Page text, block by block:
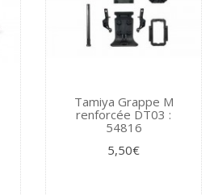
Tamiya Grappe M
renforcée DT03 :
54816
5,50€